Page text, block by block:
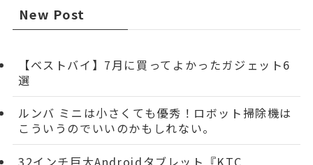
New Post
【ベストバイ】7月に買ってよかったガジェット6
選
ルンバ ミニは小さくても優秀！ロボット掃除機は
こういうのでいいのかもしれない。
32インチ巨大Androidタブレット『KTC